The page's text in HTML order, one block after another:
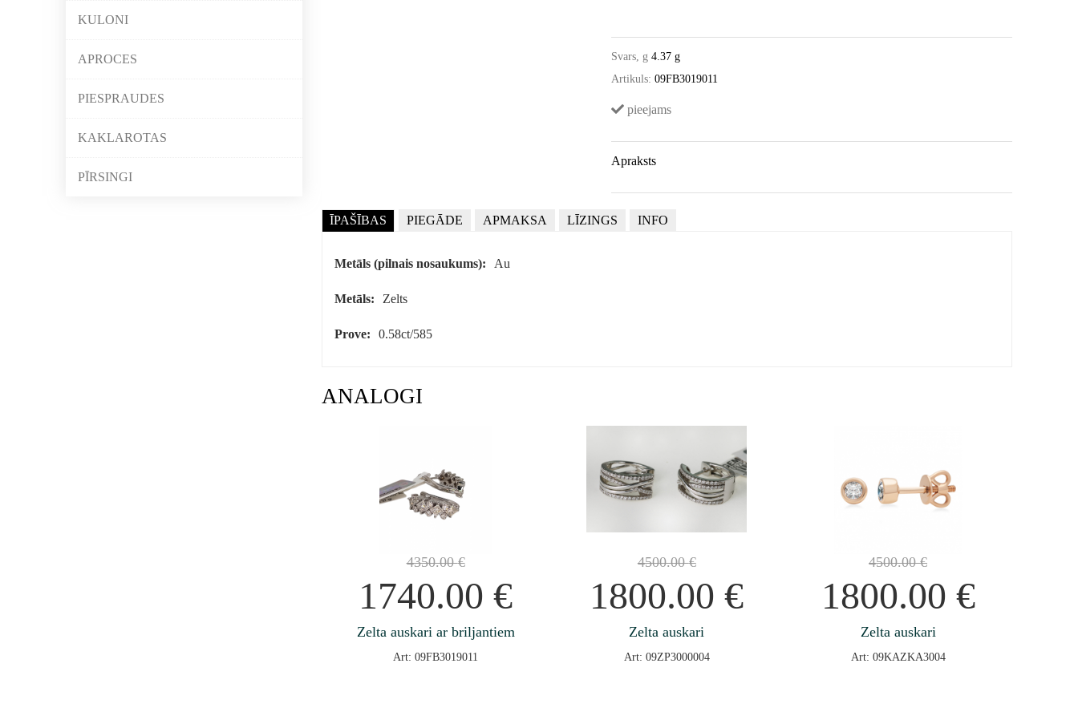
KULONI
APROCES
PIESPRAUDES
KAKLAROTAS
PĪRSINGI
Svars, g 4.37 g
Artikuls: 09FB3019011
pieejams
Apraksts
ĪPAŠĪBAS PIEGĀDE APMAKSA LĪZINGS INFO
Metāls (pilnais nosaukums): Au
Metāls: Zelts
Prove: 0.58ct/585
ANALOGI
4350.00€
1740.00€
Zelta auskari ar briljantiem
Art: 09FB3019011
4500.00€
1800.00€
Zelta auskari
Art: 09ZP3000004
4500.00€
1800.00 €
Zelta auskari
Art: 09KAZKA3004